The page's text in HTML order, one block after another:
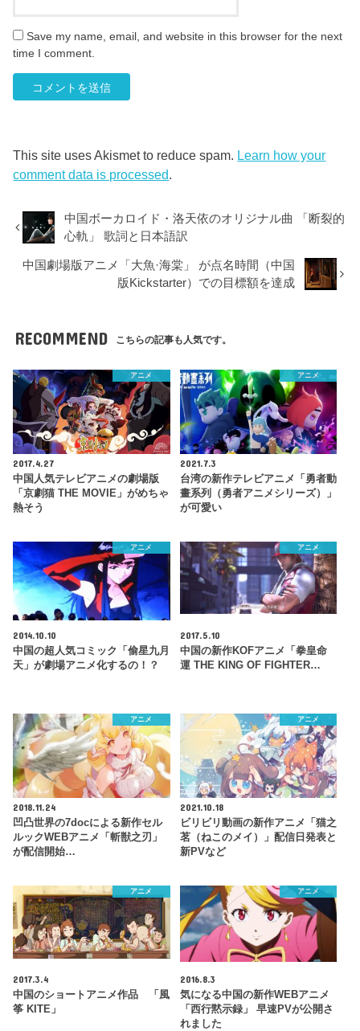
Save my name, email, and website in this browser for the next
time I comment.
This site uses Akismet to reduce spam. Learn how your
comment data is processed
中国ボーカロイド・洛天依のオリジナル曲 「断裂的
心軌」 歌詞と日本語訳
中国劇場版アニメ「大魚·海棠」 が点名時間（中国
版Kickstarter）での目標額を達成
RECOMMEND こちらの記事も人気です。
アニメ
2017.4.27
中国人気テレビアニメの劇場版
「京劇猫 THE MOVIE」がめちゃ
熱そう
アニメ
2021.7.3
台湾の新作テレビアニメ「勇者動
畫系列（勇者アニメシリーズ）」
が可愛い
アニメ
2014.10.10
中国の超人気コミック「偷星九月
天」が劇場アニメ化するの！？
アニメ
2017.5.10
中国の新作KOFアニメ「拳皇命
運 THE KING OF FIGHTER…
アニメ
2018.11.24
凹凸世界の7docによる新作セル
ルックWEBアニメ「斬獣之刃」
が配信開始…
アニメ
2021.10.18
ビリビリ動画の新作アニメ「猫之
茗（ねこのメイ）」配信日発表と
新PVなど
アニメ
2017.3.4
中国のショートアニメ作品 「風
筝 KITE」
アニメ
2016.8.3
気になる中国の新作WEBアニメ
「西行黙示録」 早速PVが公開さ
れました